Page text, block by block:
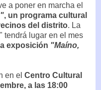
a poner en marcha el
, un programa cultural
del distrito. La
tendrá lugar en el mes
exposición "Maíno,
en el Centro Cultural
a las 18:00